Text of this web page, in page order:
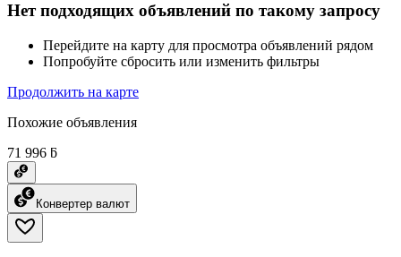
Нет подходящих объявлений по такому запросу
Перейдите на карту для просмотра объявлений рядом
Попробуйте сбросить или изменить фильтры
Продолжить на карте
Похожие объявления
71 996 ƃ
Конвертер валют